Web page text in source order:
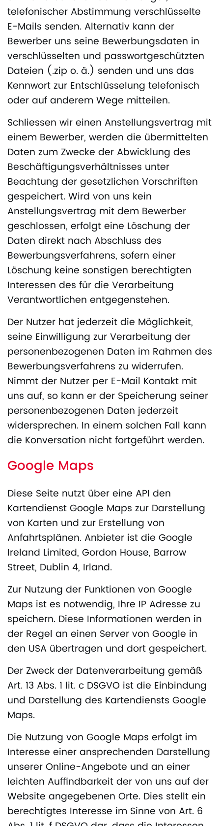
telefonischer Abstimmung verschlüsselte
E-Mails senden. Alternativ kann der
Bewerber uns seine Bewerbungsdaten in
verschlüsselten und passwortgeschützten
Dateien (.zip o. ä.) senden und uns das
Kennwort zur Entschlüsselung telefonisch
oder auf anderem Wege mitteilen.
Schliessen wir einen Anstellungsvertrag mit
einem Bewerber, werden die übermittelten
Daten zum Zwecke der Abwicklung des
Beschäftigungsverhältnisses unter
Beachtung der gesetzlichen Vorschriften
gespeichert. Wird von uns kein
Anstellungsvertrag mit dem Bewerber
geschlossen, erfolgt eine Löschung der
Daten direkt nach Abschluss des
Bewerbungsverfahrens, sofern einer
Löschung keine sonstigen berechtigten
Interessen des für die Verarbeitung
Verantwortlichen entgegenstehen.
Der Nutzer hat jederzeit die Möglichkeit,
seine Einwilligung zur Verarbeitung der
personenbezogenen Daten im Rahmen des
Bewerbungsverfahrens zu widerrufen.
Nimmt der Nutzer per E-Mail Kontakt mit
uns auf, so kann er der Speicherung seiner
personenbezogenen Daten jederzeit
widersprechen. In einem solchen Fall kann
die Konversation nicht fortgeführt werden.
Google Maps
Diese Seite nutzt über eine API den
Kartendienst Google Maps zur Darstellung
von Karten und zur Erstellung von
Anfahrtsplänen. Anbieter ist die Google
Ireland Limited, Gordon House, Barrow
Street, Dublin 4, Irland.
Zur Nutzung der Funktionen von Google
Maps ist es notwendig, Ihre IP Adresse zu
speichern. Diese Informationen werden in
der Regel an einen Server von Google in
den USA übertragen und dort gespeichert.
Der Zweck der Datenverarbeitung gemäß
Art. 13 Abs. 1 lit. c DSGVO ist die Einbindung
und Darstellung des Kartendiensts Google
Maps.
Die Nutzung von Google Maps erfolgt im
Interesse einer ansprechenden Darstellung
unserer Online-Angebote und an einer
leichten Auffindbarkeit der von uns auf der
Website angegebenen Orte. Dies stellt ein
berechtigtes Interesse im Sinne von Art. 6